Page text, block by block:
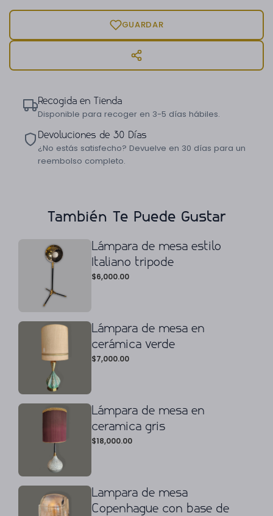
GUARDAR
Recogida en Tienda
Disponible para recoger en 3-5 días hábiles.
Devoluciones de 30 Días
¿No estás satisfecho? Devuelve en 30 días para un
reembolso completo.
También Te Puede Gustar
Lámpara de mesa estilo
Italiano tripode
$6,000.00
Lámpara de mesa en
cerámica verde
$7,000.00
Lámpara de mesa en
ceramica gris
$18,000.00
Lampara de mesa
Copenhague con base de